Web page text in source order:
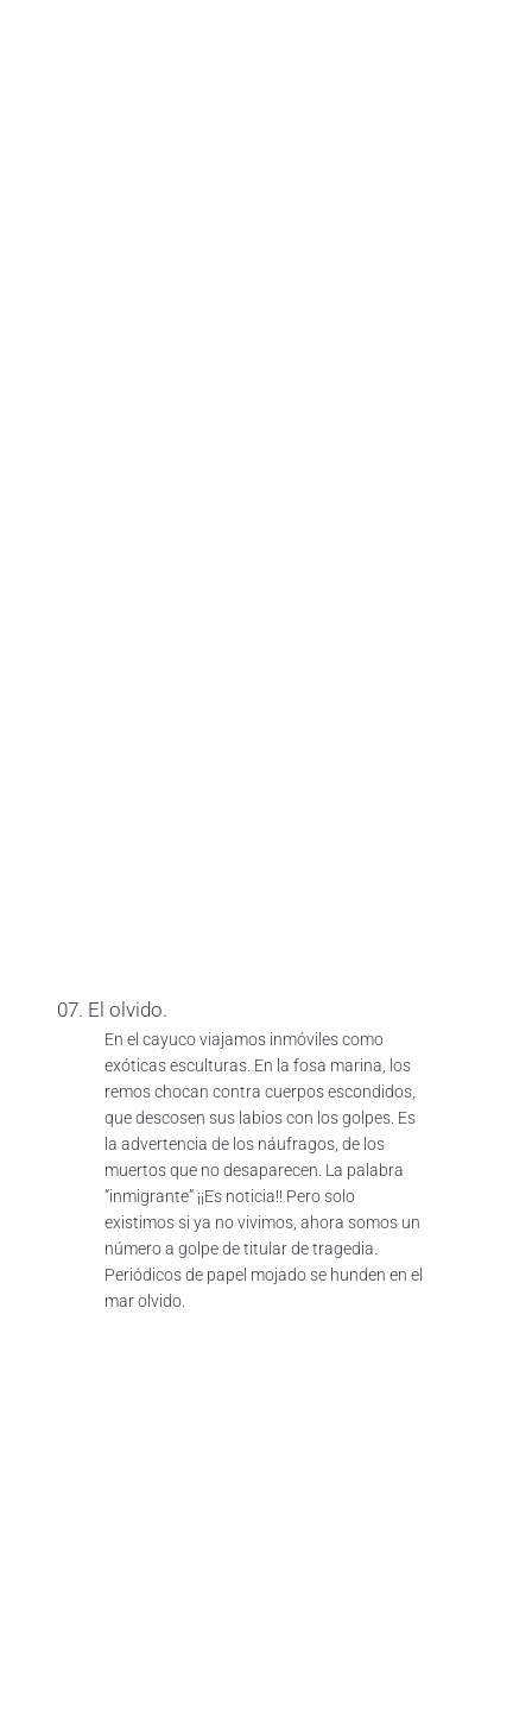
07. El olvido.
En el cayuco viajamos inmóviles como
exóticas esculturas. En la fosa marina, los
remos chocan contra cuerpos escondidos,
que descosen sus labios con los golpes. Es
la advertencia de los náufragos, de los
muertos que no desaparecen. La palabra
“inmigrante” ¡¡Es noticia!! Pero solo
existimos si ya no vivimos, ahora somos un
número a golpe de titular de tragedia.
Periódicos de papel mojado se hunden en el
mar olvido.